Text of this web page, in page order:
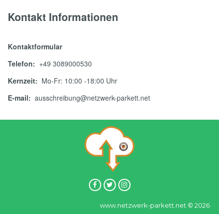
Kontakt Informationen
Kontaktformular
Telefon: +49 3089000530
Kernzeit: Mo-Fr: 10:00 -18:00 Uhr
E-mail: ausschreibung@netzwerk-parkett.net
www.netzwerk-parkett.net © 2026